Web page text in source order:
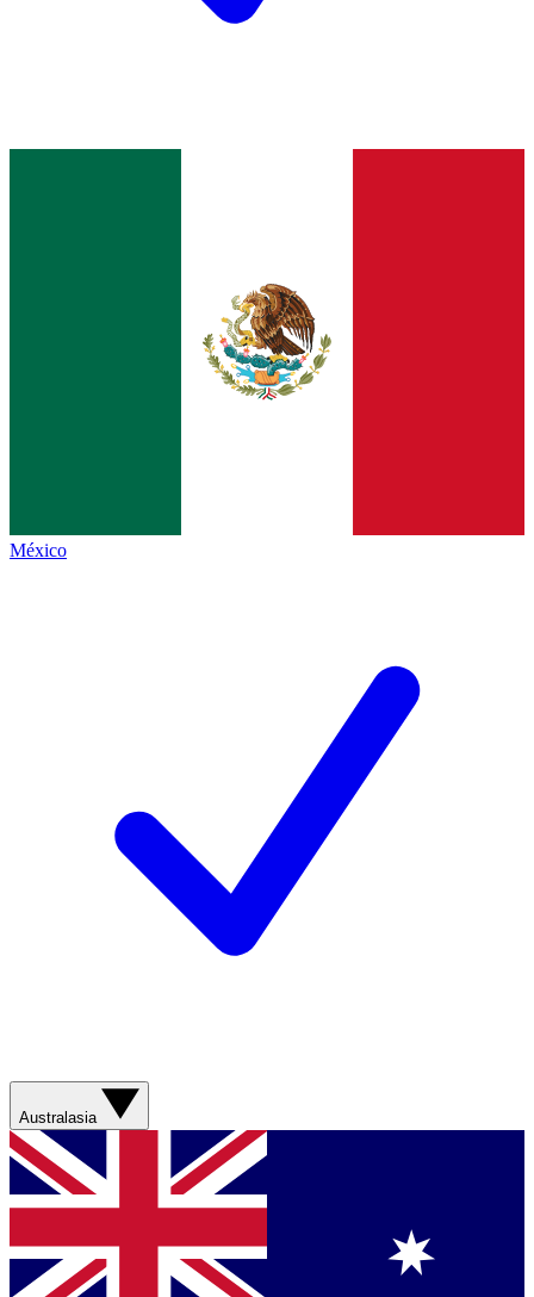
México
Australasia